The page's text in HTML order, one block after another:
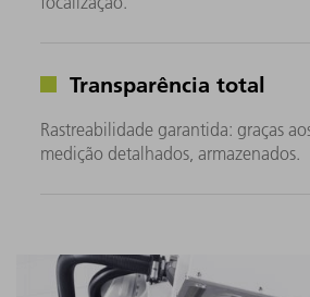
Transparência total
Rastreabilidade garantida: graças
medição detalhados, armazenados.